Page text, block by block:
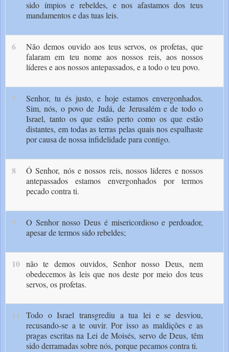
sido ímpios e rebeldes, e nos afastamos dos teus
mandamentos e das tuas leis.
6
Não demos ouvido aos teus servos, os profetas, que
falaram em teu nome aos nossos reis, aos nossos
líderes e aos nossos antepassados, e a todo o teu povo.
7
Senhor, tu és justo, e hoje estamos enver­gonhados.
Sim, nós, o povo de Judá, de Jerusa­lém e de todo o
Israel, tanto os que estão perto como os que estão
distantes, em todas as terras pelas quais nos espalhaste
por causa de nossa infidelidade para contigo.
8
Ó Senhor, nós e nossos reis, nossos líderes e nossos
antepassa­dos estamos envergonhados por termos
pecado contra ti.
9
O Senhor nosso Deus é misericordioso e perdoador,
apesar de termos sido rebeldes;
10 não te demos ouvidos, Senhor nosso Deus, nem
obedecemos às leis que nos deste por meio dos teus
servos, os profetas.
11
Todo o Israel transgrediu a tua lei e se desviou,
recusando-se a te ouvir. Por isso as maldições e as
pragas escritas na Lei de Moisés, servo de Deus, têm
sido derramadas sobre nós, porque pecamos contra ti.